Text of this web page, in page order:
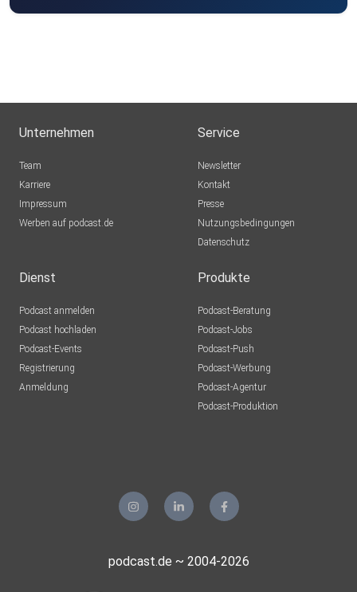
Unternehmen
Team
Karriere
Impressum
Werben auf podcast.de
Service
Newsletter
Kontakt
Presse
Nutzungsbedingungen
Datenschutz
Dienst
Podcast anmelden
Podcast hochladen
Podcast-Events
Registrierung
Anmeldung
Produkte
Podcast-Beratung
Podcast-Jobs
Podcast-Push
Podcast-Werbung
Podcast-Agentur
Podcast-Produktion
podcast.de ~ 2004-2026